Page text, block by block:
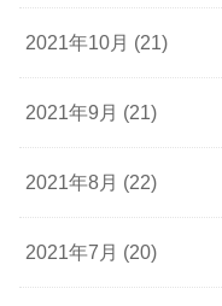
2021年10月 (21)
2021年9月 (21)
2021年8月 (22)
2021年7月 (20)